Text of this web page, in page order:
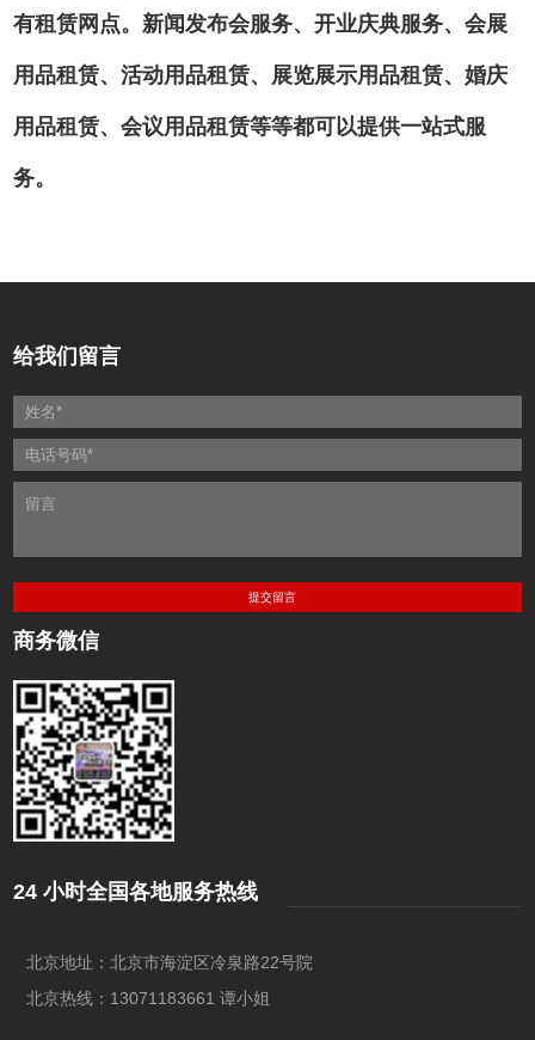
有租赁网点。新闻发布会服务、开业庆典服务、会展
用品租赁、活动用品租赁、展览展示用品租赁、婚庆
用品租赁、会议用品租赁等等都可以提供一站式服
务。
给我们留言
商务微信
24 小时全国各地服务热线
北京地址：北京市海淀区冷泉路22号院
北京热线：13071183661 谭小姐